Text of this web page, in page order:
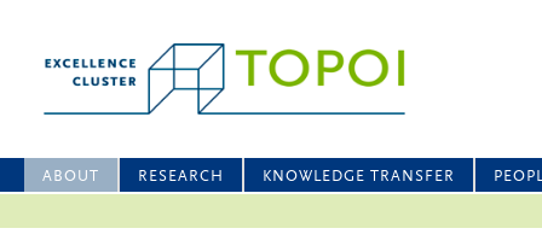
ABOUT RESEARCH KNOWLEDGE TRANSFER